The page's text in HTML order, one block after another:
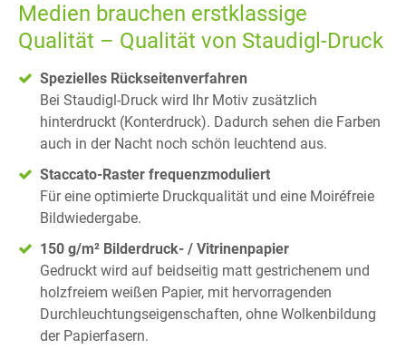
Medien brauchen erstklassige
Qualität – Qualität von Staudigl-Druck
Spezielles Rückseitenverfahren
Bei Staudigl-Druck wird Ihr Motiv zusätzlich
hinterdruckt (Konterdruck). Dadurch sehen die Farben
auch in der Nacht noch schön leuchtend aus.
Staccato-Raster frequenzmoduliert
Für eine optimierte Druckqualität und eine Moiréfreie
Bildwiedergabe.
150 g/m² Bilderdruck- / Vitrinenpapier
Gedruckt wird auf beidseitig matt gestrichenem und
holzfreiem weißen Papier, mit hervorragenden
Durchleuchtungseigenschaften, ohne Wolkenbildung
der Papierfasern.